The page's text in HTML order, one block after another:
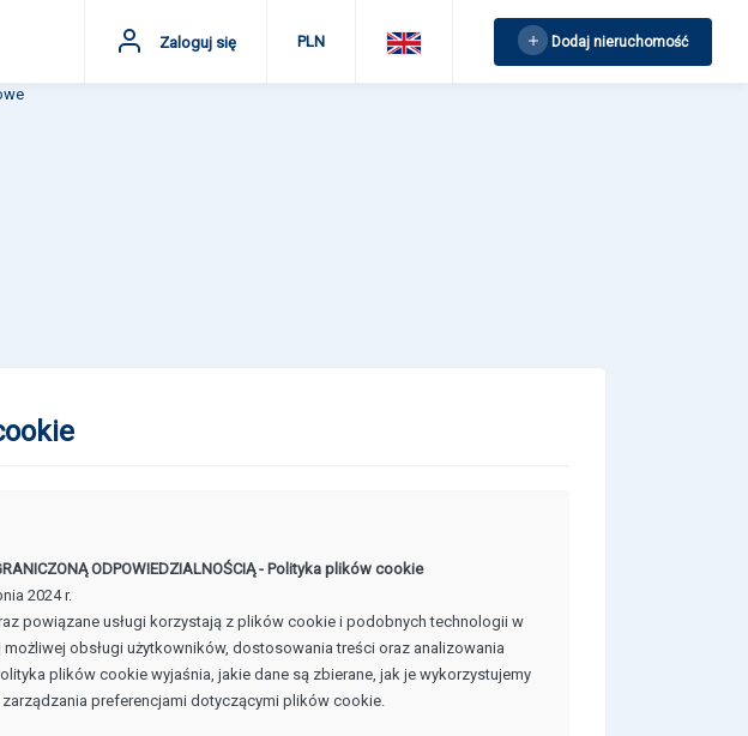
Dodaj nieruchomość
PLN
Zaloguj się
ODPOWIEDZIALNOŚCIĄ - Polityka plików cookie
2024 r.
powiązane usługi korzystają z plików cookie i podobnych technologii w
obsługi użytkowników, dostosowania treści oraz analizowania
plików cookie wyjaśnia, jakie dane są zbierane, jak je wykorzystujemy
preferencjami dotyczącymi plików cookie.